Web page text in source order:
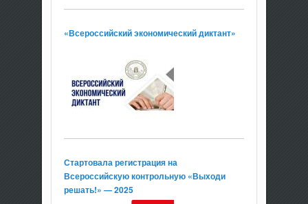
«Всероссийский экономический диктант»
Стартовала регистрация на
Всероссийскую контрольную «Выходи
решать!» — 2025